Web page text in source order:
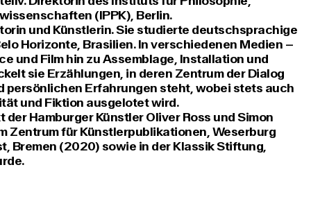
(IPPK), Berlin.
und Künstlerin. Sie studierte deutschsprachige
Horizonte, Brasilien. In verschiedenen Medien –
und Film hin zu Assemblage, Installation und
sie Erzählungen, in deren Zentrum der Dialog
persönlichen Erfahrungen steht, wobei stets auch
und Fiktion ausgelotet wird.
der Hamburger Künstler Oliver Ross und Simon
Zentrum für Künstlerpublikationen, Weserburg
Bremen (2020) sowie in der Klassik Stiftung,